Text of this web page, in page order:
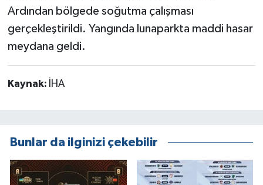
Ardından bölgede soğutma çalışması
gerçekleştirildi. Yangında lunaparkta maddi hasar
meydana geldi.
Kaynak: İHA
Bunlar da ilginizi çekebilir